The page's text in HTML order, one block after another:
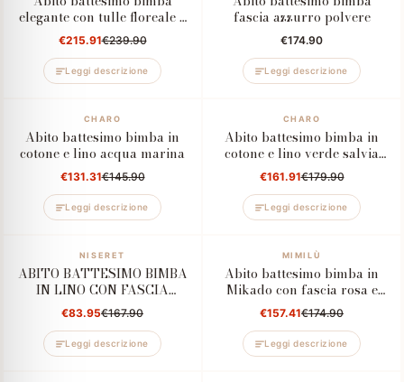
elegante con tulle floreale e
fiocco posteriore
€215.91€239.90
Leggi descrizione
fascia azzurro polvere
€174.90
Leggi descrizione
CHARO
Abito battesimo bimba in
cotone e lino acqua marina
€131.31€145.90
Leggi descrizione
CHARO
Abito battesimo bimba in
cotone e lino verde salvia
con pizzo ricamato
€161.91€179.90
Leggi descrizione
NISERET
ABITO BATTESIMO BIMBA
IN LINO CON FASCIA
VERDE E CUFFIETTA
€83.95€167.90
Leggi descrizione
MIMILÙ
Abito battesimo bimba in
Mikado con fascia rosa e
fiori applicati
€157.41€174.90
Leggi descrizione